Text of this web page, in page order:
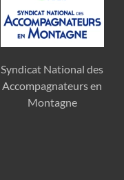
Syndicat National des
Accompagnateurs en
Montagne